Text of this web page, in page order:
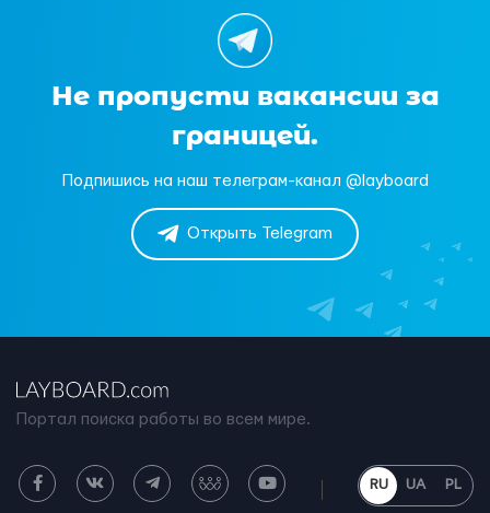
Не пропусти вакансии за
границей.
Подпишись на наш телеграм-канал @layboard
Открыть Telegram
Портал поиска работы во всем мире.
RU UA PL